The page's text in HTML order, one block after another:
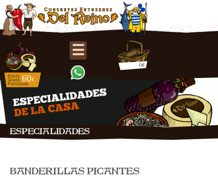
0€
☰
ESPECIALIDADES
BANDERILLAS PICANTES